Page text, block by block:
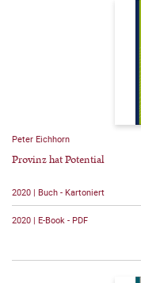
Peter Eichhorn
Provinz hat Potential
2020 | Buch - Kartoniert
2020 | E-Book - PDF